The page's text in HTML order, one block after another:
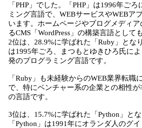
「PHP」でした。「PHP」は1996年ご
ミング言語で、WEBサービスやWEBア
います。ホームページやブログメディ
るCMS「WordPress」の構築言語として
2位は、28.9%に学ばれた「Ruby」とな
は1995年ごろ、まつもとゆきひろ氏に
発のプログラミング言語です。
「Ruby」も未経験からのWEB業界転職
で、特にベンチャー系の企業との相性
の言語です。
3位は、15.7%に学ばれた「Python」とな
「Python」は1991年にオランダ人のグ